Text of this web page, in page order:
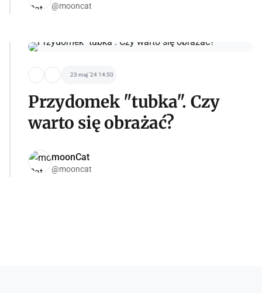
@mooncat
23 maj '24 14:50
Przydomek "tubka". Czy
warto się obrażać?
moonCat
@mooncat